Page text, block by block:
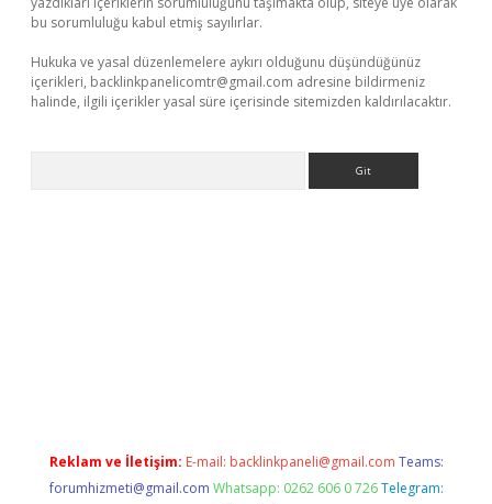
bu sorumluluğu kabul etmiş sayılırlar.
Hukuka ve yasal düzenlemelere aykırı olduğunu düşündüğünüz
içerikleri, backlinkpanelicomtr@gmail.com adresine bildirmeniz
halinde, ilgili içerikler yasal süre içerisinde sitemizden kaldırılacaktır.
Reklam ve İletişim: E-mail: backlinkpaneli@gmail.com Teams:
forumhizmeti@gmail.com Whatsapp: 0262 606 0 726 Telegram: